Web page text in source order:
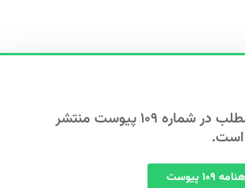
این مطلب در شماره ۱۰۹ پیوست منتشر
۱۰۹ پیوست